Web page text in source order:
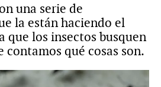
una serie de
la están haciendo el
que los insectos busquen
qué cosas son.